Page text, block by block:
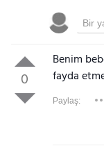
0
Benim
fayda
Paylaş: